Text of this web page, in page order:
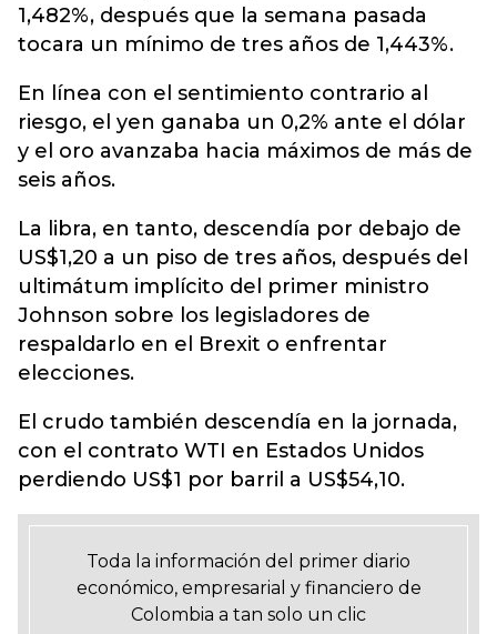
1,482%, después que la semana pasada
tocara un mínimo de tres años de 1,443%.
En línea con el sentimiento contrario al
riesgo, el yen ganaba un 0,2% ante el dólar
y el oro avanzaba hacia máximos de más de
seis años.
La libra, en tanto, descendía por debajo de
US$1,20 a un piso de tres años, después del
ultimátum implícito del primer ministro
Johnson sobre los legisladores de
respaldarlo en el Brexit o enfrentar
elecciones.
El crudo también descendía en la jornada,
con el contrato WTI en Estados Unidos
perdiendo US$1 por barril a US$54,10.
Toda la información del primer diario
económico, empresarial y financiero de
Colombia a tan solo un clic